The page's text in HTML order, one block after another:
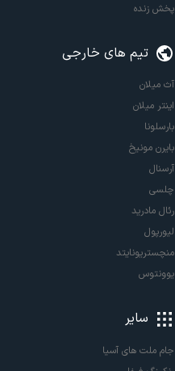
پخش زنده
تیم های خارجی
آث میلان
اینتر میلان
بارسلونا
بایرن مونیخ
آرسنال
چلسی
رئال مادرید
لیورپول
منچستریونایتد
یوونتوس
سایر
جام ملت های آسیا